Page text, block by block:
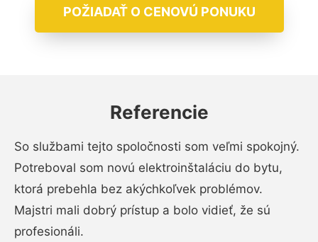
POŽIADAŤ O CENOVÚ PONUKU
Referencie
So službami tejto spoločnosti som veľmi spokojný.
Potreboval som novú elektroinštaláciu do bytu,
ktorá prebehla bez akýchkoľvek problémov.
Majstri mali dobrý prístup a bolo vidieť, že sú
profesionáli.